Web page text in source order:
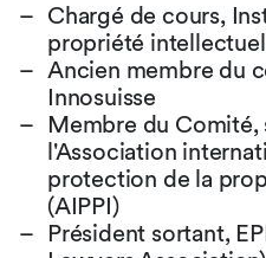
Chargé de cours,
propriété
Ancien membre du
Innosuisse
Membre du Comité,
l'Association
protection de la
(AIPPI)
Président sortant,